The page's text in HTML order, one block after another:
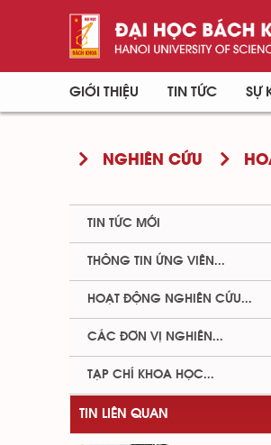
GIỚI THIỆU TIN TỨC SỰ
NGHIÊN CỨU
TIN TỨC MỚI
THÔNG TIN ỨNG VIÊN...
HOẠT ĐỘNG NGHIÊN CỨU...
CÁC ĐƠN VỊ NGHIÊN...
TẠP CHÍ KHOA HỌC...
TIN LIÊN QUAN